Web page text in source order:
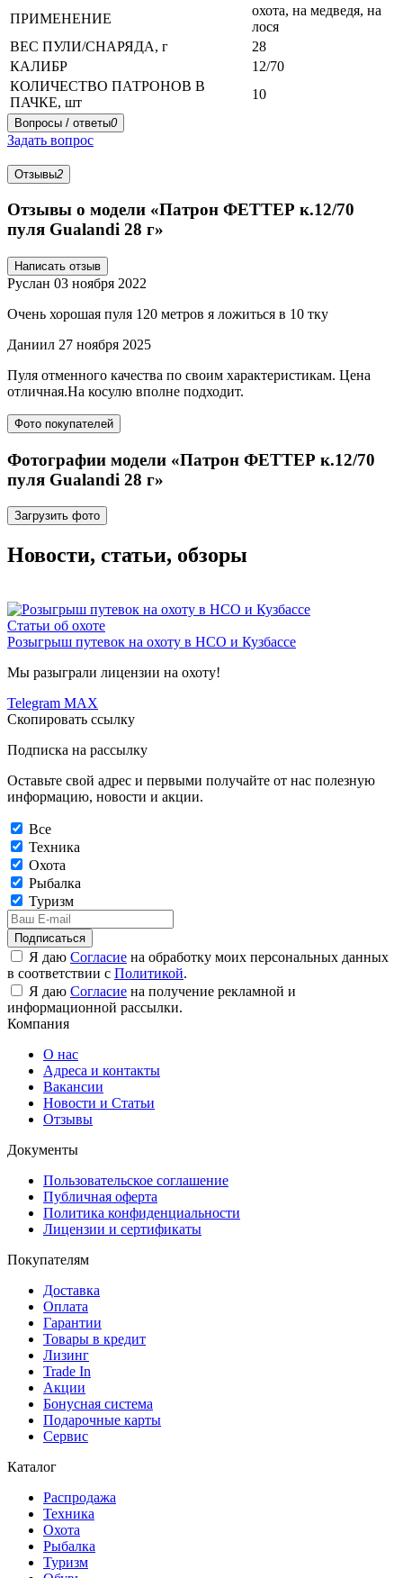
ПРИМЕНЕНИЕ
охота, на медведя, на
лося
ВЕС ПУЛИ/СНАРЯДА, г
28
КАЛИБР
12/70
КОЛИЧЕСТВО ПАТРОНОВ В
ПАЧКЕ, шт
10
Вопросы / ответы0
Задать вопрос
Отзывы2
Отзывы о модели «Патрон ФЕТТЕР к.12/70
пуля Gualandi 28 г»
Написать отзыв
Руслан 03 ноября 2022
Очень хорошая пуля 120 метров я ложиться в 10 тку
Даниил 27 ноября 2025
Пуля отменного качества по своим характеристикам. Цена
отличная.На косулю вполне подходит.
Фото покупателей
Фотографии модели «Патрон ФЕТТЕР к.12/70
пуля Gualandi 28 г»
Загрузить фото
Новости, статьи, обзоры
Статьи об охоте
Розыгрыш путевок на охоту в НСО и Кузбассе
Мы разыграли лицензии на охоту!
Telegram MAX
Скопировать ссылку
Подписка на рассылку
Оставьте свой адрес и первыми получайте от нас полезную
информацию, новости и акции.
Все
Техника
Охота
Рыбалка
Туризм
Подписаться
Я даю Согласие на обработку моих персональных данных
в соответствии с Политикой.
Я даю Согласие на получение рекламной и
информационной рассылки.
Компания
О нас
Адреса и контакты
Вакансии
Новости и Статьи
Отзывы
Документы
Пользовательское соглашение
Публичная оферта
Политика конфиденциальности
Лицензии и сертификаты
Покупателям
Доставка
Оплата
Гарантии
Товары в кредит
Лизинг
Trade In
Акции
Бонусная система
Подарочные карты
Сервис
Каталог
Распродажа
Техника
Охота
Рыбалка
Туризм